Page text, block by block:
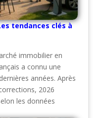
tendances clés à
immobilier en
a connu une
années. Après
2026
les données